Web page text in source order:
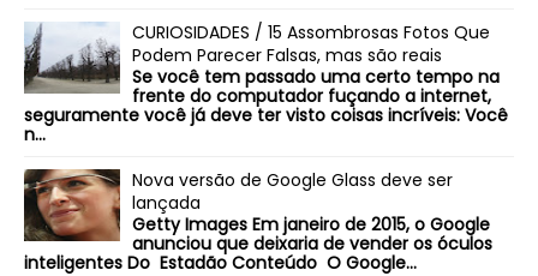
CURIOSIDADES / 15 Assombrosas Fotos Que
Podem Parecer Falsas, mas são reais
Se você tem passado uma certo tempo na
frente do computador fuçando a internet,
seguramente você já deve ter visto coisas incríveis: Você
n...
Nova versão de Google Glass deve ser
lançada
Getty Images Em janeiro de 2015, o Google
anunciou que deixaria de vender os óculos
inteligentes Do Estadão Conteúdo O Google...